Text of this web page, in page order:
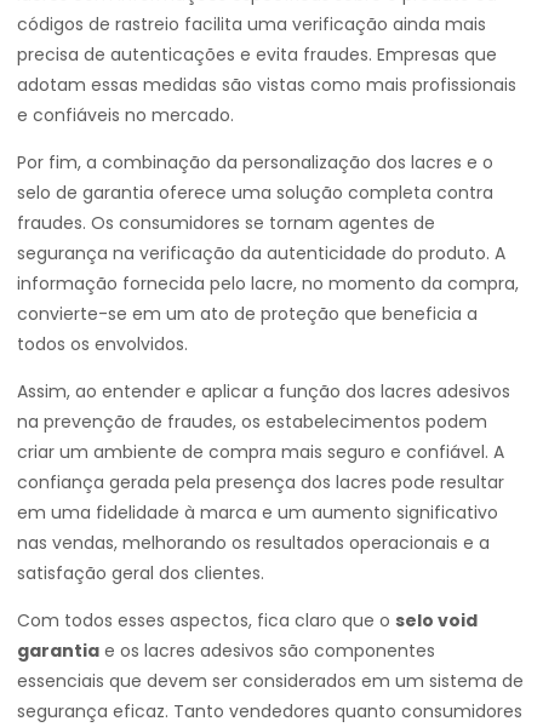
códigos de rastreio facilita uma verificação ainda mais
precisa de autenticações e evita fraudes. Empresas que
adotam essas medidas são vistas como mais profissionais
e confiáveis no mercado.
Por fim, a combinação da personalização dos lacres e o
selo de garantia oferece uma solução completa contra
fraudes. Os consumidores se tornam agentes de
segurança na verificação da autenticidade do produto. A
informação fornecida pelo lacre, no momento da compra,
convierte-se em um ato de proteção que beneficia a
todos os envolvidos.
Assim, ao entender e aplicar a função dos lacres adesivos
na prevenção de fraudes, os estabelecimentos podem
criar um ambiente de compra mais seguro e confiável. A
confiança gerada pela presença dos lacres pode resultar
em uma fidelidade à marca e um aumento significativo
nas vendas, melhorando os resultados operacionais e a
satisfação geral dos clientes.
Com todos esses aspectos, fica claro que o selo void
garantia e os lacres adesivos são componentes
essenciais que devem ser considerados em um sistema de
segurança eficaz. Tanto vendedores quanto consumidores